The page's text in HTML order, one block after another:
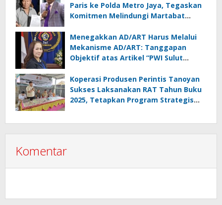
Paris ke Polda Metro Jaya, Tegaskan
Komitmen Melindungi Martabat
Menegakkan AD/ART Harus Melalui
Mekanisme AD/ART: Tanggapan
Objektif atas Artikel “PWI Sulut
Melanggar Aturan”
Koperasi Produsen Perintis Tanoyan
Sukses Laksanakan RAT Tahun Buku
2025, Tetapkan Program Strategis
Komentar